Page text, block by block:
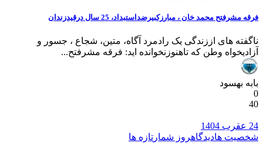
فرقه مشرفتح محمد خان ، مبارزکبیرضداستبداد، 25 سال درقیدزندان
ناگفته های اززندگی یک رادمرد آگاه، متین، شجاع ، جسور و
آزادیخواه وطن که تاهنوزنخوانده اید: فرقه مشرفتح...
بابه بهسود
0
40
24 عقرب 1404
شخصیت هادیدگاهروز شمار تازه ها